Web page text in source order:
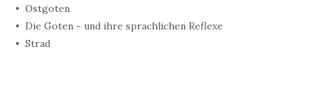
Ostgoten
Die Goten - und ihre sprachlichen Reflexe
Strad